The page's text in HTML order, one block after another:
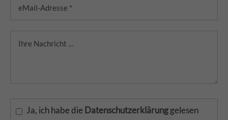
Ja, ich habe die Datenschutzerklärunggelesen